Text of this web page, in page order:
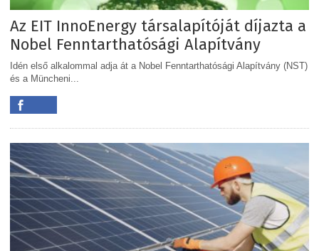
Az EIT InnoEnergy társalapítóját díjazta a
Nobel Fenntarthatósági Alapítvány
Idén első alkalommal adja át a Nobel Fenntarthatósági Alapítvány (NST)
és a Müncheni...